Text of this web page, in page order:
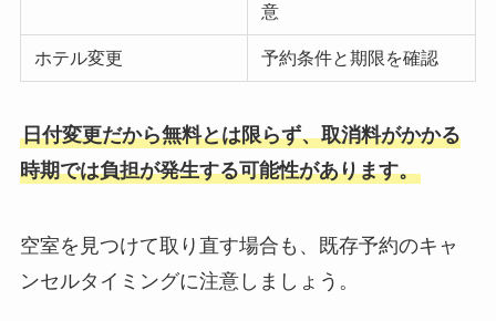
意
ホテル変更 予約条件と期限を確認
日付変更だから無料とは限らず、取消料がかかる
時期では負担が発生する可能性があります。
空室を見つけて取り直す場合も、既存予約のキャ
ンセルタイミングに注意しましょう。